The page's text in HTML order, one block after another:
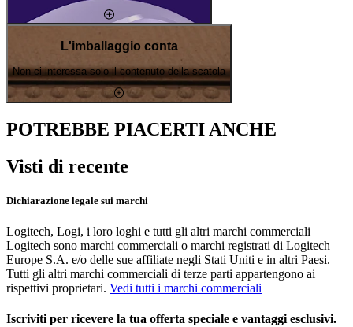
L'imballaggio conta
Non ci interessa solo il contenuto della scatola
POTREBBE PIACERTI ANCHE
Visti di recente
Dichiarazione legale sui marchi
Logitech, Logi, i loro loghi e tutti gli altri marchi commerciali
Logitech sono marchi commerciali o marchi registrati di Logitech
Europe S.A. e/o delle sue affiliate negli Stati Uniti e in altri Paesi.
Tutti gli altri marchi commerciali di terze parti appartengono ai
rispettivi proprietari. Vedi tutti i marchi commerciali
Iscriviti per ricevere la tua offerta speciale e vantaggi esclusivi.